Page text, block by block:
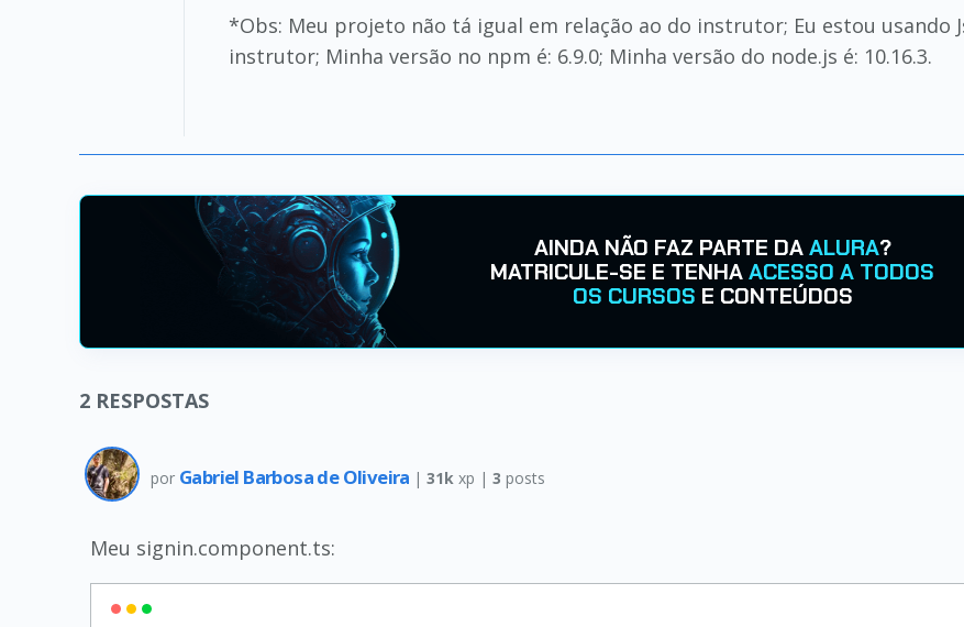
*Obs: Meu projeto não tá igual em relação ao do instrutor; Eu estou usando
instrutor; Minha versão no npm é: 6.9.0; Minha versão do node.js é: 10.16.3.
AINDA NÃO FAZ PARTE DAALURA?
MATRICULE-SE E TENHAACESSO A TODOS
OS CURSOS E CONTEÚDOS
2 RESPOSTAS
por Gabriel Barbosa de Oliveira |31k xp |3 posts
Meu signin.component.ts: